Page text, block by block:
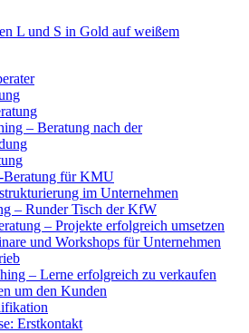
– Beratung nach der
Beratung für KMU
im Unternehmen
– Runder Tisch der KfW
– Projekte erfolgreich umsetzen
und Workshops für Unternehmen
– Lerne erfolgreich zu verkaufen
um den Kunden
Erstkontakt